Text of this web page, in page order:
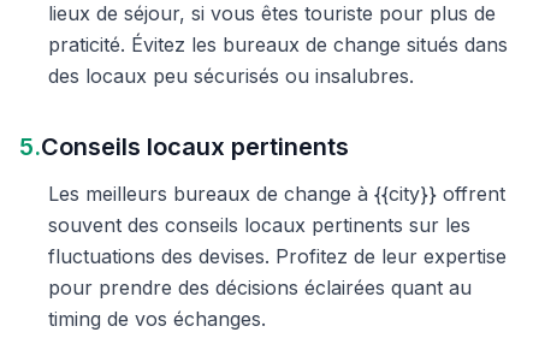
lieux de séjour, si vous êtes touriste pour plus de
praticité. Évitez les bureaux de change situés dans
des locaux peu sécurisés ou insalubres.
5.Conseils locaux pertinents
Les meilleurs bureaux de change à {{city}} offrent
souvent des conseils locaux pertinents sur les
fluctuations des devises. Profitez de leur expertise
pour prendre des décisions éclairées quant au
timing de vos échanges.